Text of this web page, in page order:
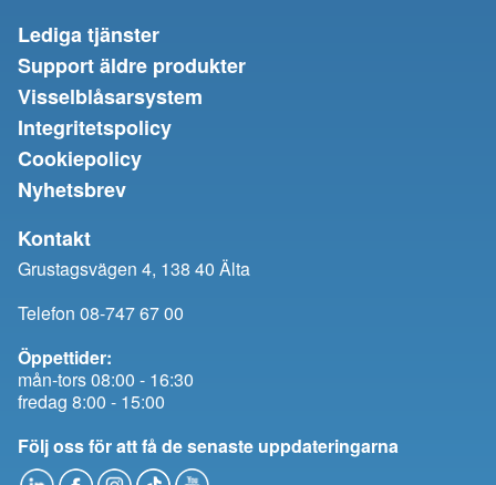
Lediga tjänster
Support äldre produkter
Visselblåsarsystem
Integritetspolicy
Cookiepolicy
Nyhetsbrev
Kontakt
Grustagsvägen 4, 138 40 Älta
Telefon 08-747 67 00
Öppettider:
mån-tors 08:00 - 16:30
fredag 8:00 - 15:00
Följ oss för att få de senaste uppdateringarna